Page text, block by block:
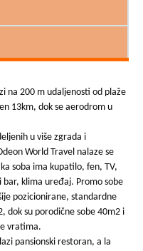
na 200 m udaljenosti od plaže
13km, dok se aerodrom u
u više zgrada i
World Travel nalaze se
soba ima kupatilo, fen, TV,
klima uređaj. Promo sobe
pozicionirane, standardne
dok su porodične sobe 40m2 i
vratima.
pansionski restoran, a la